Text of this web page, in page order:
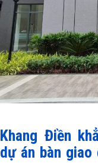
Khang Điền
dự án bàn